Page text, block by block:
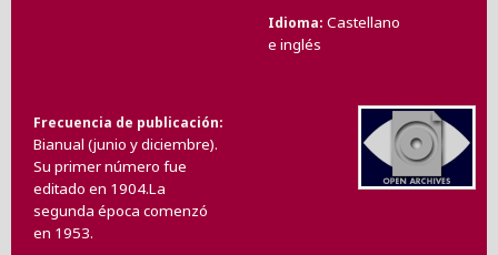
Idioma Castellano
e inglés
Frecuencia de publicación
Bianual (junio y diciembre).
Su primer número fue
editado en 1904.La
segunda época comenzó
en 1953.